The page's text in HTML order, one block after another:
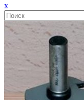
xЗакрыть
меню